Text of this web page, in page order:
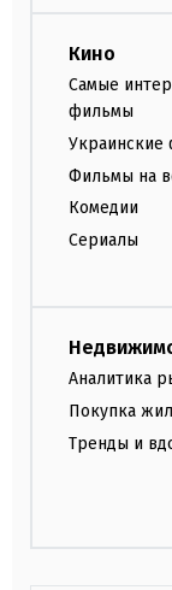
Кино
Самые
фильмы
Фильмы на
Комедии
Сериалы
Аналитика
Покупка
Тренды и